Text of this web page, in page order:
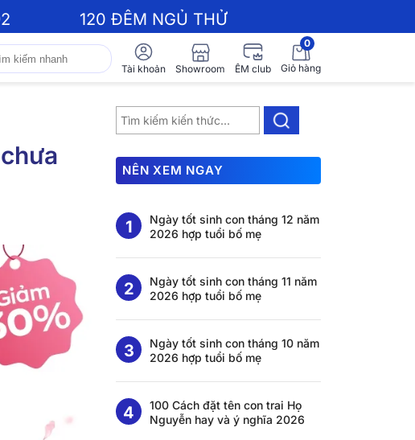
120 ĐÊM NGỦ THỬ
Tài khoản Showroom ÊM club
0
Giỏ hàng
NÊN XEM NGAY
Ngày tốt sinh con tháng 12 năm
2026 hợp tuổi bố mẹ
Ngày tốt sinh con tháng 11 năm
2026 hợp tuổi bố mẹ
Ngày tốt sinh con tháng 10 năm
2026 hợp tuổi bố mẹ
100 Cách đặt tên con trai Họ
Nguyễn hay và ý nghĩa 2026